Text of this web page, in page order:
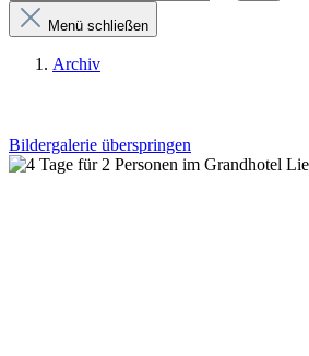
Menü schließen
Archiv
Bildergalerie überspringen